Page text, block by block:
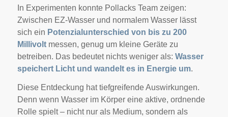
In Experimenten konnte Pollacks Team zeigen:
Zwischen EZ-Wasser und normalem Wasser lässt
sich ein Potenzialunterschied von bis zu 200
Millivoltmessen, genug um kleine Geräte zu
betreiben. Das bedeutet nichts weniger als: Wasser
speichert Licht und wandelt es in Energie um.
Diese Entdeckung hat tiefgreifende Auswirkungen.
Denn wenn Wasser im Körper eine aktive, ordnende
Rolle spielt – nicht nur als Medium, sondern als